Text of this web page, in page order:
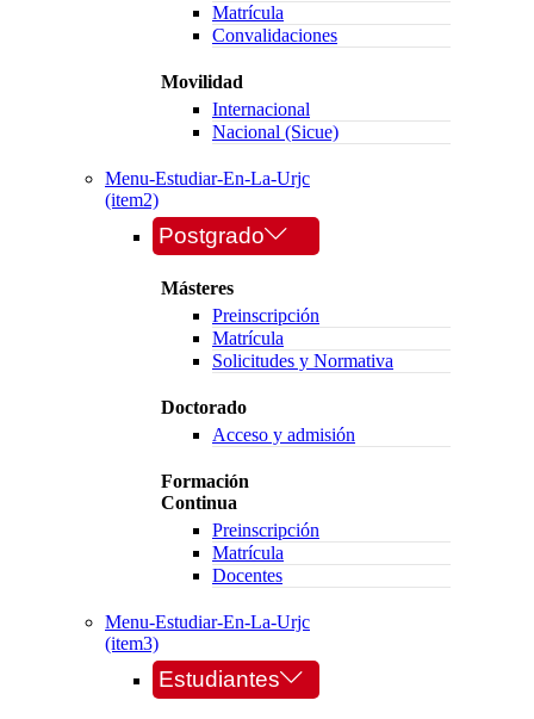
Matrícula
Convalidaciones
Movilidad
Internacional
Nacional (Sicue)
Menu-Estudiar-En-La-Urjc
(item2)
Postgrado
Másteres
Preinscripción
Matrícula
Solicitudes y Normativa
Doctorado
Acceso y admisión
Formación
Continua
Preinscripción
Matrícula
Docentes
Menu-Estudiar-En-La-Urjc
(item3)
Estudiantes